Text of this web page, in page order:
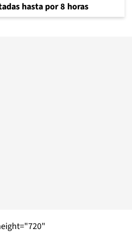
hasta por 8 horas